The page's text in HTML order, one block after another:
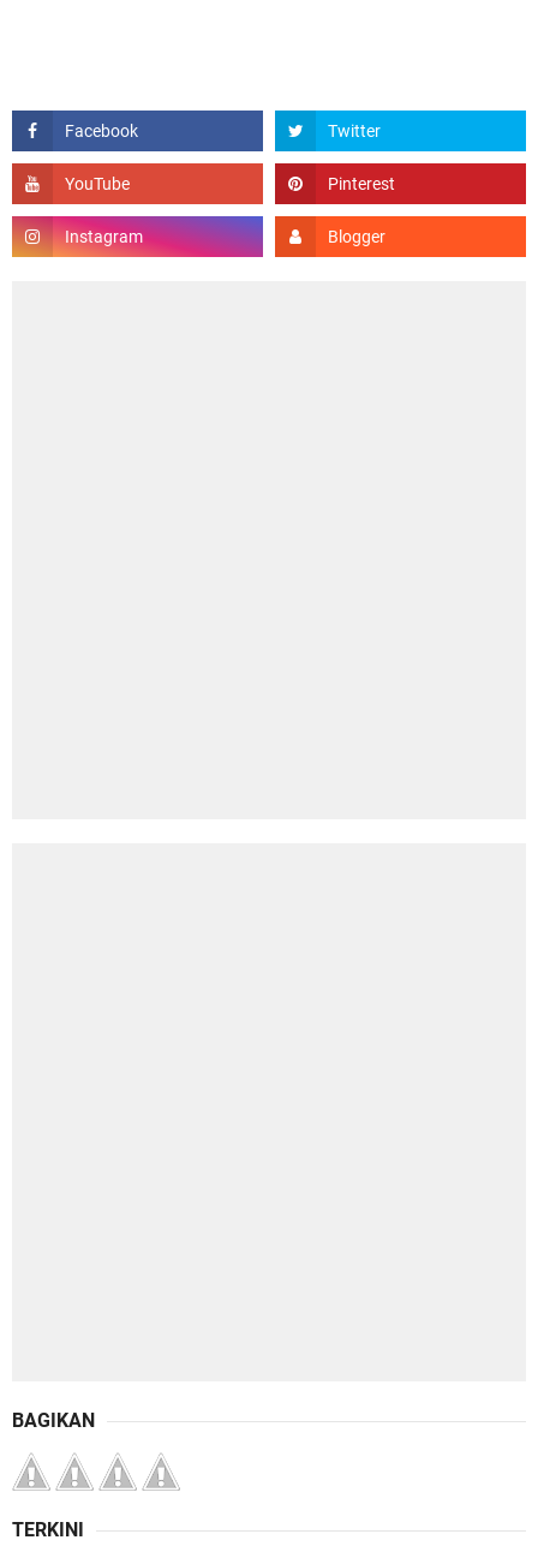
BAGIKAN
TERKINI